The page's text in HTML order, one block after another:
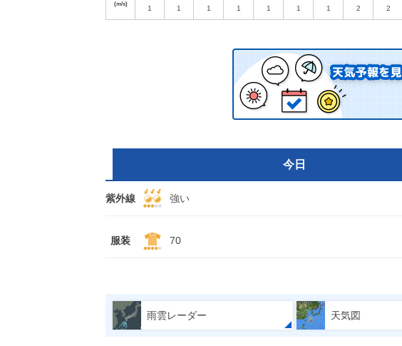
(m/s)
1 1 1 1 1 1 1 2 2
今日
紫外線 強い
服装 70
雨雲レーダー 天気図